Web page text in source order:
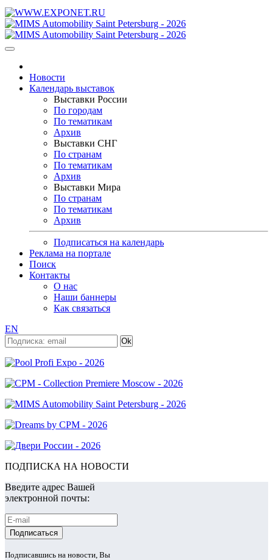
Новости
Календарь выставок
Выставки России
По городам
По тематикам
Архив
Выставки СНГ
По странам
По тематикам
Архив
Выставки Мира
По странам
По тематикам
Архив
Подписаться на календарь
Реклама на портале
Поиск
Контакты
О нас
Наши баннеры
Как связаться
EN
ПОДПИСКА НА НОВОСТИ
Введите адрес Вашей
электронной почты:
Подписавшись на новости, Вы